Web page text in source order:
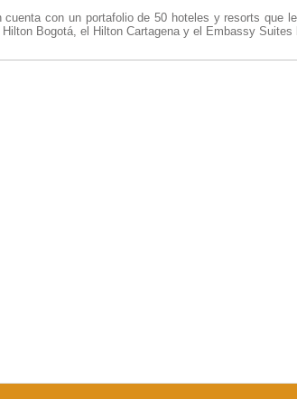
cuenta con un portafolio de 50 hoteles y resorts que
Bogotá, el Hilton Cartagena y el Embassy Suites